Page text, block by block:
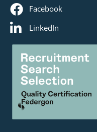
Facebook
LinkedIn